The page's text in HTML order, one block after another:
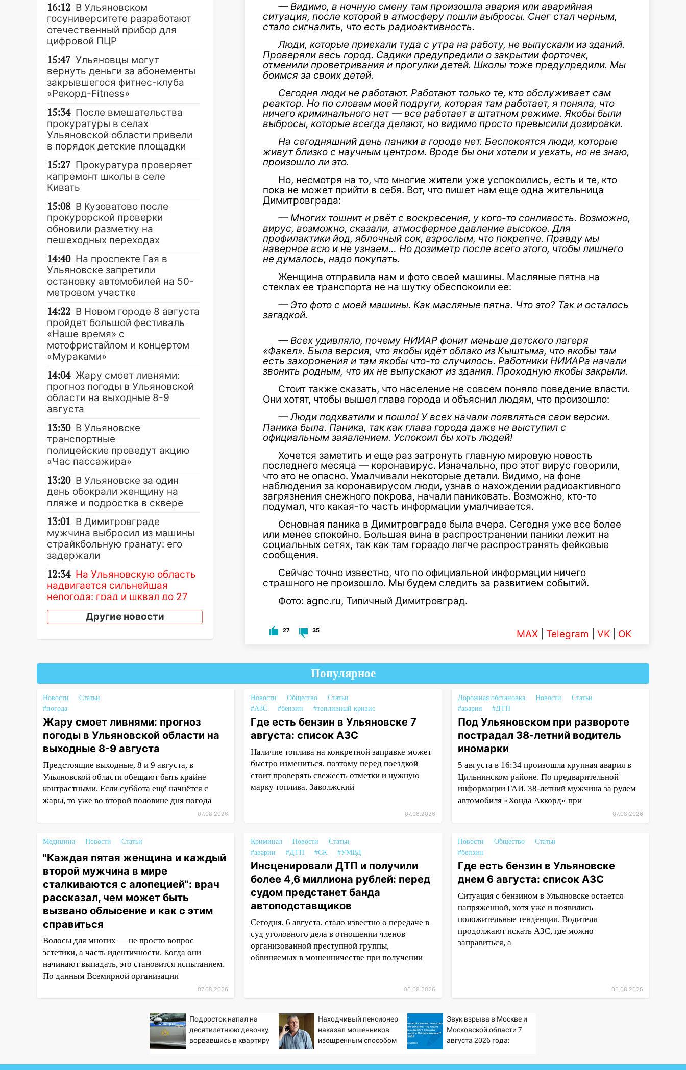
— Видимо, в ночную смену там произошла авария или аварийная
ситуация, после которой в атмосферу пошли выбросы. Снег стал черным,
стало сигналить, что есть радиоактивность.
Люди, которые приехали туда с утра на работу, не выпускали из зданий.
Проверяли весь город. Садики предупредили о закрытии форточек,
отменили проветривания и прогулки детей. Школы тоже предупредили. Мы
боимся за своих детей.
Сегодня люди не работают. Работают только те, кто обслуживает сам
реактор. Но по словам моей подруги, которая там работает, я поняла, что
ничего криминального нет — все работает в штатном режиме. Якобы были
выбросы, которые всегда делают, но видимо просто превысили дозировки.
На сегодняшний день паники в городе нет. Беспокоятся люди, которые
живут близко с научным центром. Вроде бы они хотели и уехать, но не знаю,
произошло ли это.
Но, несмотря на то, что многие жители уже успокоились, есть и те, кто
пока не может прийти в себя. Вот, что пишет нам еще одна жительница
Димитровграда:
— Многих тошнит и рвёт с воскресения, у кого-то сонливость. Возможно,
вирус, возможно, сказали, атмосферное давление высокое. Для
профилактики йод, яблочный сок, взрослым, что покрепче. Правду мы
наверное всю и не узнаем… Но дозиметр после всего этого, чтобы лишнего
не думалось, надо покупать.
Женщина отправила нам и фото своей машины. Масляные пятна на
стеклах ее транспорта не на шутку обеспокоили ее:
— Это фото с моей машины. Как масляные пятна. Что это? Так и осталось
загадкой.
— Всех удивляло, почему НИИАР фонит меньше детского лагеря
«Факел». Была версия, что якобы идёт облако из Кыштыма, что якобы там
есть захоронения и там якобы что-то случилось. Работники НИИАРа начали
звонить родным, что их не выпускают из здания. Проходную якобы закрыли.
Стоит также сказать, что население не совсем поняло поведение власти.
Они хотят, чтобы вышел глава города и объяснил людям, что произошло:
— Люди подхватили и пошло! У всех начали появляться свои версии.
Паника была. Паника, так как глава города даже не выступил с
официальным заявлением. Успокоил бы хоть людей!
Хочется заметить и еще раз затронуть главную мировую новость
последнего месяца — коронавирус. Изначально, про этот вирус говорили,
что это не опасно. Умалчивали некоторые детали. Видимо, на фоне
наблюдения за коронавирусом люди, узнав о нахождении радиоактивного
загрязнения снежного покрова, начали паниковать. Возможно, кто-то
подумал, что какая-то часть информации умалчивается.
Основная паника в Димитровграде была вчера. Сегодня уже все более
или менее спокойно. Большая вина в распространении паники лежит на
социальных сетях, так как там гораздо легче распространять фейковые
сообщения.
Сейчас точно известно, что по официальной информации ничего
страшного не произошло. Мы будем следить за развитием событий.
Фото: agnc.ru, Типичный Димитровград.
27 35 MAX Telegram VK OK
16:12 В Ульяновском
госуниверситете разработают
отечественный прибор для
цифровой ПЦР
15:47 Ульяновцы могут
вернуть деньги за абонементы
закрывшегося фитнес-клуба
«Рекорд-Fitness»
15:34 После вмешательства
прокуратуры в селах
Ульяновской области привели
в порядок детские площадки
15:27 Прокуратура проверяет
капремонт школы в селе
Кивать
15:08 В Кузоватово после
прокурорской проверки
обновили разметку на
пешеходных переходах
14:40 На проспекте Гая в
Ульяновске запретили
остановку автомобилей на 50-
метровом участке
14:22 В Новом городе 8 августа
пройдет большой фестиваль
«Наше время» с
мотофристайлом и концертом
«Мураками»
14:04 Жару смоет ливнями:
прогноз погоды в Ульяновской
области на выходные 8-9
августа
13:30 В Ульяновске
транспортные
полицейские проведут акцию
«Час пассажира»
13:20 В Ульяновске за один
день обокрали женщину на
пляже и подростка в сквере
13:01 В Димитровграде
мужчина выбросил из машины
страйкбольную гранату: его
задержали
12:34 На Ульяновскую область
надвигается сильнейшая
непогода: град и шквал до 27
м/с
12:31 Ульяновец хотел купить
подросток
12:00 Где есть бензин в
Ульяновске 7 августа: список
АЗС
11:50 Заснул рядом с ребёнком
и случайно задушил его: суд
вынес приговор
11:38
В Ленинском районе
11:38
В Госдуме предложили
отменить ЕГЭ с 2027 года
11:25 В Ульяновске ИИ будет
выявлять нарушителей на
контейнерных площадках
11:20 Ульяновская
шахматистка Валерия
Клейменова выиграла два
золота в составе сборной мира
11:16 В Ульяновске открыли
памятную доску декабристу
ночью нашли потерявшегося в
заброшенных садах 79-летнего
10:26 На нескольких улицах
Другие новости
Популярное
Новости
Статьи
#погода
Жару смоет ливнями: прогноз
погоды в Ульяновской области на
выходные 8-9 августа
Предстоящие выходные, 8 и 9 августа, в
Ульяновской области обещают быть крайне
контрастными. Если суббота ещё начнётся с
жары, то уже во второй половине дня погода
07.08.2026
Новости Общество
Статьи
#АЗС
#бензин #топливный кризис
Где есть бензин в Ульяновске 7
августа: список АЗС
Наличие топлива на конкретной заправке может
быстро измениться, поэтому перед поездкой
стоит проверять свежесть отметки и нужную
марку топлива. Заволжский
07.08.2026
Дорожная обстановка Новости
Статьи
#авария
#ДТП
Под Ульяновском при развороте
пострадал 38-летний водитель
иномарки
5 августа в 16:34 произошла крупная авария в
Цильнинском районе. По предварительной
информации ГАИ, 38-летний мужчина за рулем
автомобиля «Хонда Аккорд» при
07.08.2026
Медицина Новости Статьи
"Каждая пятая женщина и каждый
второй мужчина в мире
сталкиваются с алопецией": врач
рассказал, чем может быть
вызвано облысение и как с этим
справиться
Волосы для многих — не просто вопрос
эстетики, а часть идентичности. Когда они
начинают выпадать, это становится испытанием.
По данным Всемирной организации
07.08.2026
Криминал Новости
Статьи
#аварии
#ДТП #СК #УМВД
Инсценировали ДТП и получили
более 4,6 миллиона рублей: перед
судом предстанет банда
автоподставщиков
Сегодня, 6 августа, стало известно о передаче в
суд уголовного дела в отношении членов
организованной преступной группы,
обвиняемых в мошенничестве при получении
06.08.2026
Новости Общество
Статьи
#бензин
Где есть бензин в Ульяновске
днем 6 августа: список АЗС
Ситуация с бензином в Ульяновске остается
напряженной, хотя уже и появились
положительные тенденции. Водители
продолжают искать АЗС, где можно
заправиться, а
06.08.2026
Подросток напал на
десятилетнюю девочку,
ворвавшись в квартиру
Находчивый пенсионер
наказал мошенников
изощренным способом
Звук взрыва в Москве и
Московской области 7
августа 2026 года: